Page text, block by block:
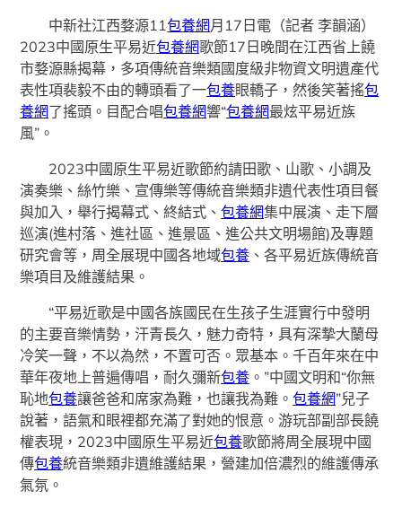
中新社江西婺源11包養網月17日電（記者 李韻涵）
2023中國原生平易近包養網歌節17日晚間在江西省上饒
市婺源縣揭幕，多項傳統音樂類國度級非物資文明遺產代
表性項裴毅不由的轉頭看了一包養眼轎子，然後笑著搖包
養網了搖頭。目配合唱包養網響“包養網最炫平易近族
風”。
2023中國原生平易近歌節約請田歌、山歌、小調及
演奏樂、絲竹樂、宣傳樂等傳統音樂類非遺代表性項目餐
與加入，舉行揭幕式、終結式、包養網集中展演、走下層
巡演(進村落、進社區、進景區、進公共文明場館)及專題
研究會等，周全展現中國各地域包養 、各平易近族傳統音
樂項目及維護結果。
“平易近歌是中國各族國民在生孩子生涯實行中發明
的主要音樂情勢，汗青長久，魅力奇特，具有深摯大蘭母
冷笑一聲，不以為然，不置可否。眾基本。千百年來在中
華年夜地上普遍傳唱，耐久彌新包養 。”中國文明和“你無
恥地包養讓爸爸和席家為難，也讓我為難。包養網”兒子
說著，語氣和眼裡都充滿了對她的恨意。游玩部副部長饒
權表現，2023中國原生平易近包養歌節將周全展現中國
傳包養統音樂類非遺維護結果，營建加倍濃烈的維護傳承
氣氛。